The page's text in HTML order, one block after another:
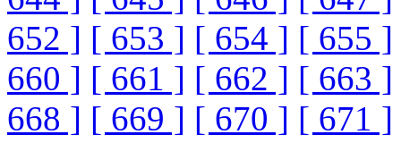
652 ] [ 653 ] [ 654 ] [ 655 ]
660 ] [ 661 ] [ 662 ] [ 663 ]
668 ] [ 669 ] [ 670 ] [ 671 ]